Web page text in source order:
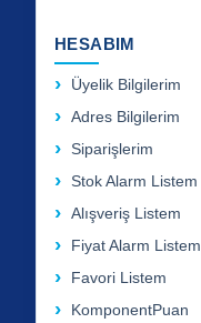
HESABIM
Üyelik Bilgilerim
Adres Bilgilerim
Siparişlerim
Stok Alarm Listem
Alışveriş Listem
Fiyat Alarm Listem
Favori Listem
KomponentPuan